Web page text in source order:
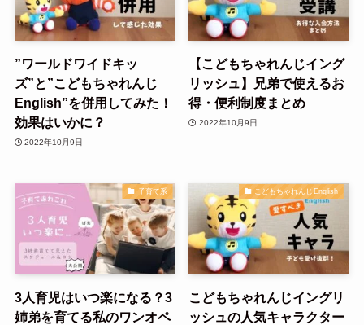
”ワールドワイドキッ
ズ”と”こどもちゃれんじ
English”を併用してみた！
効果はいかに？
2022年10月9日
【こどもちゃれんじイング
リッシュ】兄弟で使えるお
得・便利制度まとめ
2022年10月9日
子育て系
3人育児はいつ楽になる？3
姉弟を育てる私のワンオペ
こどもちゃれんじEnglish
こどもちゃれんじイングリ
ッシュの人気キャラクター